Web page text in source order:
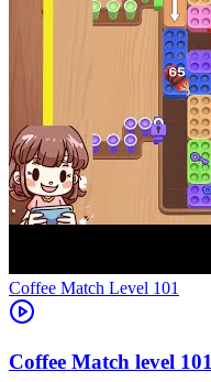
Level 101
101